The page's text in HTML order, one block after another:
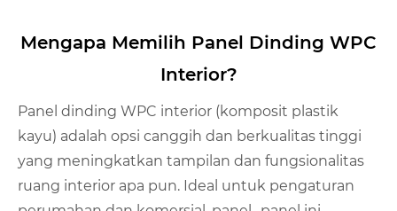
Mengapa Memilih Panel Dinding WPC
Interior?
Panel dinding WPC interior (komposit plastik
kayu) adalah opsi canggih dan berkualitas tinggi
yang meningkatkan tampilan dan fungsionalitas
ruang interior apa pun. Ideal untuk pengaturan